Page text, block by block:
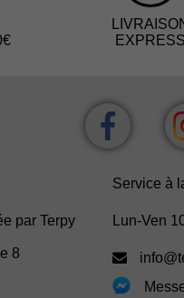
EXPRESS
par Terpy
8
Service à
Lun-Ven